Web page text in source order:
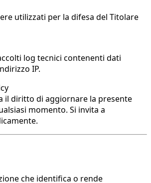
utilizzati per la difesa del Titolare
log tecnici contenenti dati
IP.
il diritto di aggiornare la presente
momento. Si invita a
che identifica o rende